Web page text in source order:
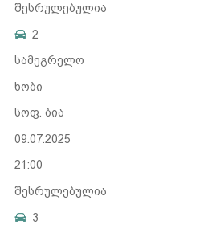
შესრულებულია
2
სამეგრელო
ხობი
სოფ. ბია
09.07.2025
21:00
შესრულებულია
3